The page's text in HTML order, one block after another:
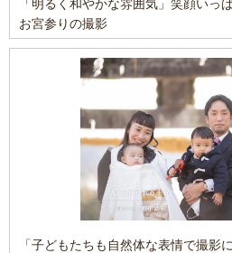
「明るく和やかな雰囲気」笑顔いっ
お宮参りの撮影
「子どもたちも自然体な表情で撮影